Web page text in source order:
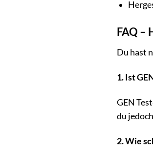
FAQ –
Du hast
1. Ist
GEN
du
2. Wie